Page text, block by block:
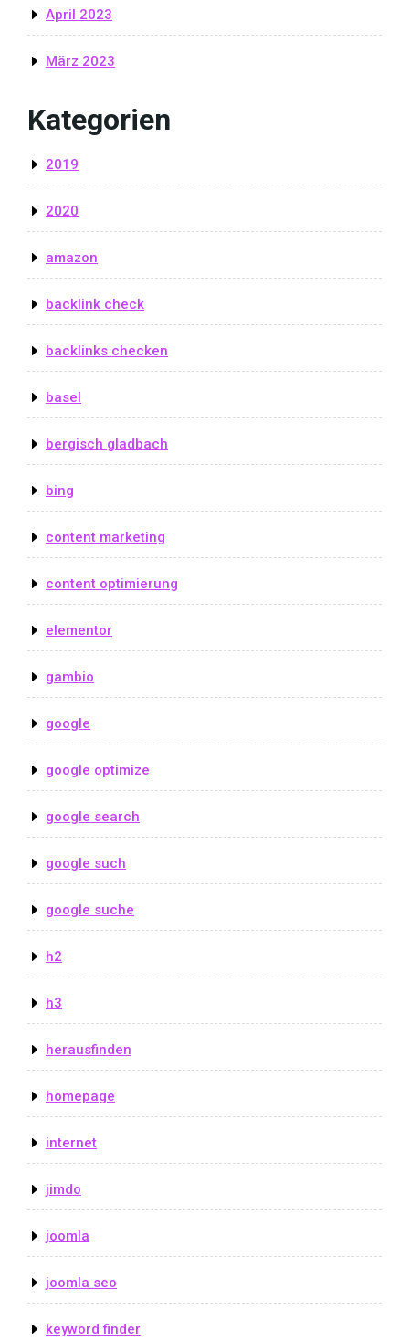
April 2023
März 2023
Kategorien
2019
2020
amazon
backlink check
backlinks checken
basel
bergisch gladbach
bing
content marketing
content optimierung
elementor
gambio
google
google optimize
google search
google such
google suche
h2
h3
herausfinden
homepage
internet
jimdo
joomla
joomla seo
keyword finder